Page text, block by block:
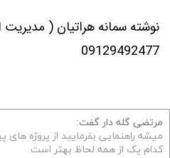
نوشته سمانه هراتیان ( مدیریت
09129492477
مرتضی گله دار گفت:
میشه راهنمایی بفرمایید از پروژه
کدام یک از همه لحاظ بهتر است